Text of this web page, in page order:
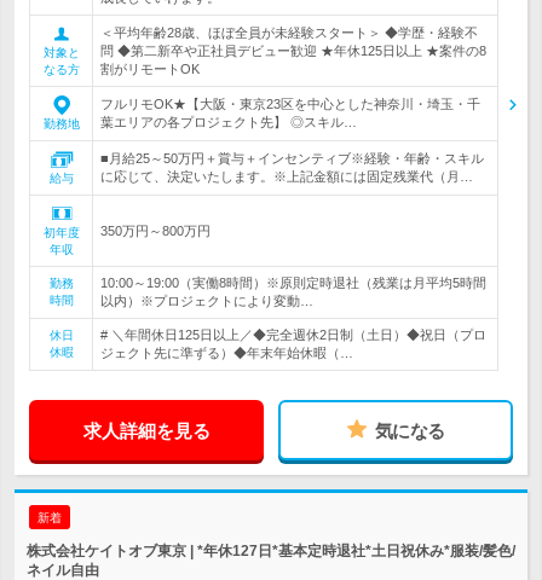
対象と
なる方
＜平均年齢28歳、ほぼ全員が未経験スタート＞ ◆学歴・経験不
問 ◆第二新卒や正社員デビュー歓迎 ★年休125日以上 ★案件の8
割がリモートOK
勤務地
フルリモOK★【大阪・東京23区を中心とした神奈川・埼玉・千
葉エリアの各プロジェクト先】 ◎スキル…
給与
■月給25～50万円＋賞与＋インセンティブ※経験・年齢・スキル
に応じて、決定いたします。※上記金額には固定残業代（月…
初年度
年収
350万円～800万円
勤務
時間
10:00～19:00（実働8時間）※原則定時退社（残業は月平均5時間
以内）※プロジェクトにより変動…
休日
休暇
# ＼年間休日125日以上／◆完全週休2日制（土日）◆祝日（プロ
ジェクト先に準ずる）◆年末年始休暇（…
求人詳細を見る 気になる
新着
株式会社ケイトオブ東京 | *年休127日*基本定時退社*土日祝休み*服装/髪色/
ネイル自由